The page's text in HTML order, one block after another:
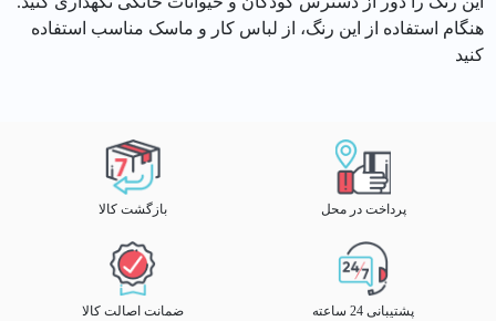
هنگام استفاده از این رنگ، از لباس کار و ماسک مناسب استفاده
کنید
پرداخت در محل بازگشت کالا
پشتیبانی 24 ساعته ضمانت اصالت کالا